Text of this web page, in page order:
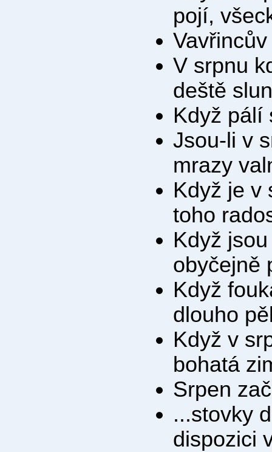
pojí,
V srpnu
deště
Když pálí
Jsou-li v
mrazy
Když je v
toho
Když
obyčejně
Když
dlouho
Když v
bohatá
Srpen
...stovky
dispozici